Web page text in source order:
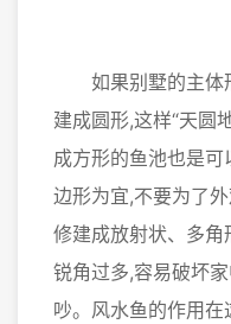
如果别墅的主体
建成圆形,这样“天圆
成方形的鱼池也是
边形为宜,不要为了
修建成放射状、多
锐角过多,容易破坏
吵。风水鱼的作用